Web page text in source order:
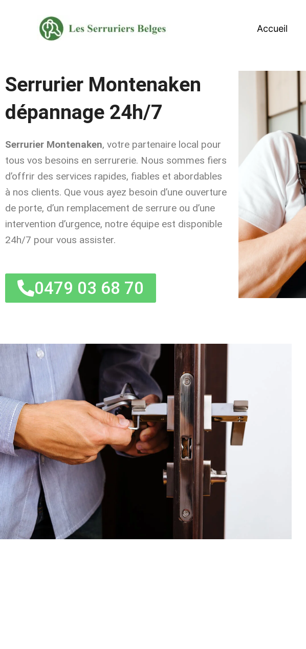
Accueil
Serrurier Montenaken
dépannage 24h/7
Serrurier Montenaken, votre partenaire local pour
tous vos besoins en serrurerie. Nous sommes fiers
d’offrir des services rapides, fiables et abordables
à nos clients. Que vous ayez besoin d’une ouverture
de porte, d’un remplacement de serrure ou d’une
intervention d’urgence, notre équipe est disponible
24h/7 pour vous assister.
0479 03 68 70